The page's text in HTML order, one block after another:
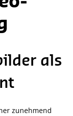
als
zunehmend